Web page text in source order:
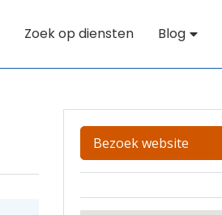
Zoek op diensten Blog
Bezoek website